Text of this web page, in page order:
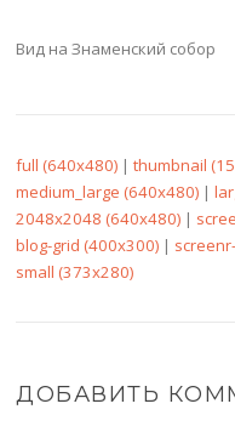
Вид на Знаменский собор
full (640x480) |thumbnail
medium_large (640x480) |
2048x2048 (640x480) |
blog-grid (400x300) |
small (373x280)
ДОБАВИТЬ